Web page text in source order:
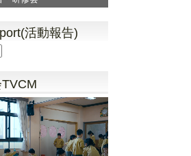
活動報告)